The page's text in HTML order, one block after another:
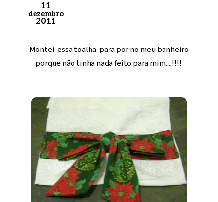
11
dezembro
2011
Montei essa toalha para por no meu banheiro
porque não tinha nada feito para mim....!!!!